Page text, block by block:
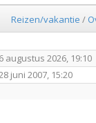
Reizen/vakantie /
augustus 2026, 19:10
juni 2007, 15:20